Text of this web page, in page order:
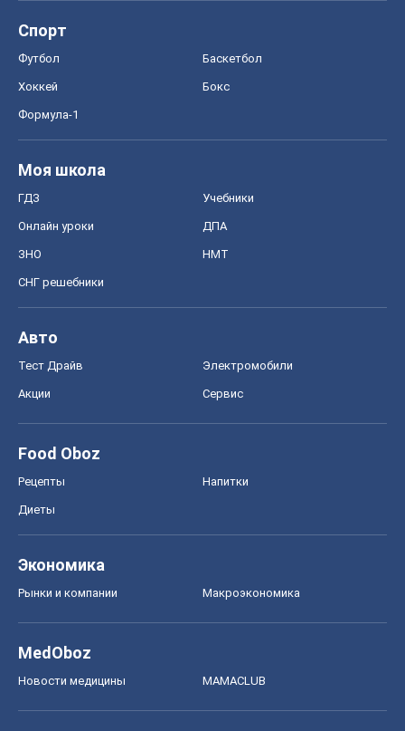
Спорт
Футбол Баскетбол
Хоккей Бокс
Формула-1
Моя школа
ГДЗ Учебники
Онлайн уроки ДПА
ЗНО НМТ
СНГ решебники
Авто
Тест Драйв Электромобили
Акции Сервис
Food Oboz
Рецепты Напитки
Диеты
Экономика
Рынки и компании Mакроэкономика
MedOboz
Новости медицины MAMACLUB